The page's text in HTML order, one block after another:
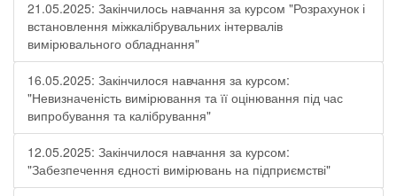
21.05.2025: Закінчилось навчання за курсом "Розрахунок і
встановлення міжкалібрувальних інтервалів
вимірювального обладнання"
16.05.2025: Закінчилося навчання за курсом:
"Невизначеність вимірювання та її оцінювання під час
випробування та калібрування"
12.05.2025: Закінчилося навчання за курсом:
"Забезпечення єдності вимірювань на підприємстві"